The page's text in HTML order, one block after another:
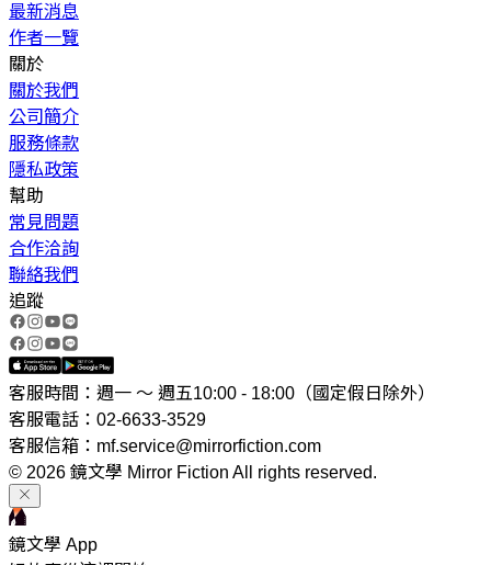
最新消息
作者一覽
關於
關於我們
公司簡介
服務條款
隱私政策
幫助
常見問題
合作洽詢
聯絡我們
追蹤
客服時間：週一 ～ 週五10:00 - 18:00（國定假日除外）
客服電話：02-6633-3529
客服信箱：mf.service@mirrorfiction.com
© 2026 鏡文學 Mirror Fiction All rights reserved.
鏡文學 App